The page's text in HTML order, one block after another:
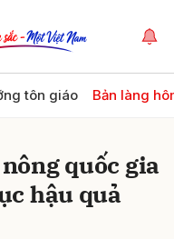
tôn giáo Bản làng
quốc gia
hậu quả